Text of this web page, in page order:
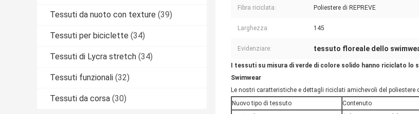
Tessuti da nuoto con texture (39)
Tessuti per biciclette (34)
Tessuti di Lycra stretch (34)
Tessuti funzionali (32)
Tessuti da corsa (30)
Fibra riciclata: Poliestere di REPREVE
Larghezza: 145
Evidenziare: tessuto floreale dello
I tessuti su misura di verde di colore solido hanno riciclato
Swimwear
Le nostri caratteristiche e dettagli riciclati amichevoli del
Nuovo tipo di tessuto
Contenuto